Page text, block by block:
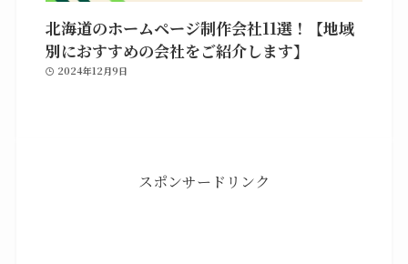
北海道のホームページ制作会社11選！【地域
別におすすめの会社をご紹介します】
2024年12月9日
スポンサードリンク